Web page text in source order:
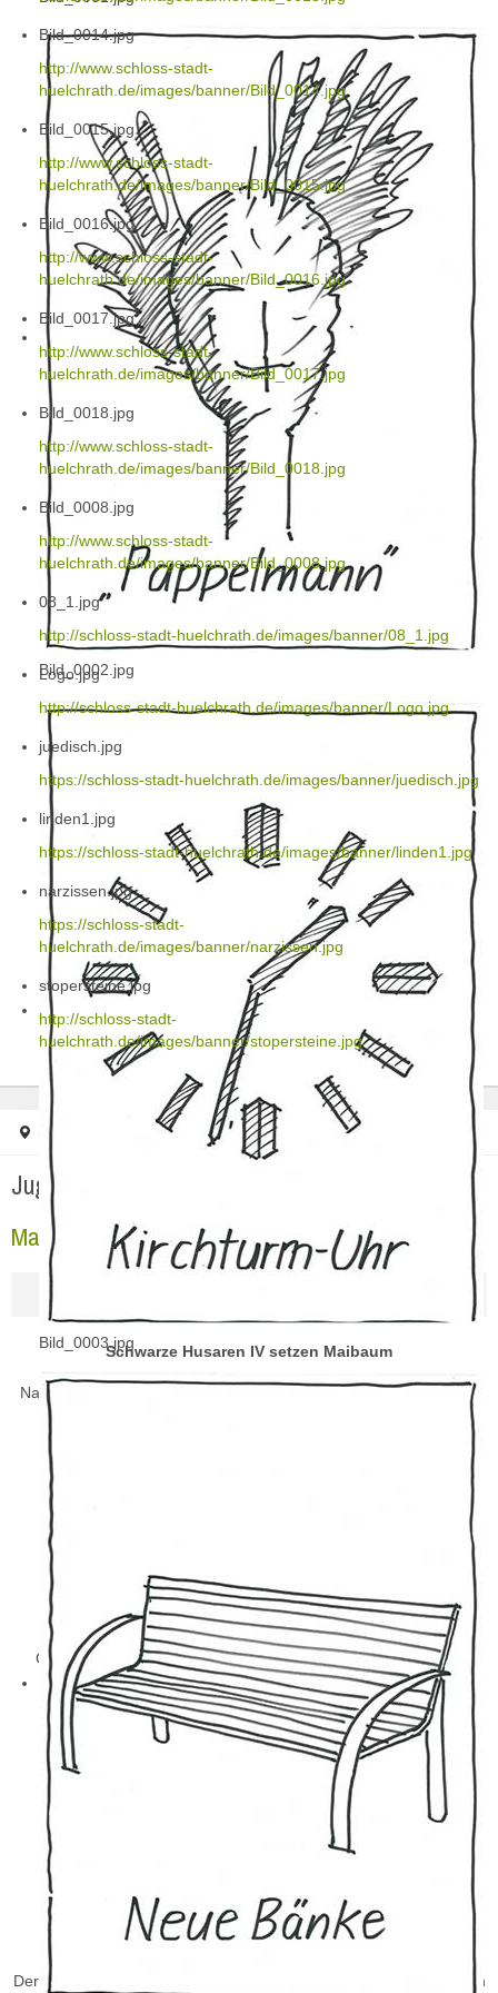
Bild_0002.jpg
Bild_0003.jpg
Bild_0014.jpg
http://www.schloss-stadt-
huelchrath.de/images/banner/Bild_0014.jpg
Bild_0015.jpg
http://www.schloss-stadt-
huelchrath.de/images/banner/Bild_0015.jpg
Bild_0016.jpg
http://www.schloss-stadt-
huelchrath.de/images/banner/Bild_0016.jpg
Bild_0017.jpg
http://www.schloss-stadt-
huelchrath.de/images/banner/Bild_0017.jpg
Bild_0018.jpg
http://www.schloss-stadt-
huelchrath.de/images/banner/Bild_0018.jpg
Bild_0008.jpg
http://www.schloss-stadt-
huelchrath.de/images/banner/Bild_0008.jpg
08_1.jpg
http://schloss-stadt-huelchrath.de/images/banner/08_1.jpg
Logo.jpg
http://schloss-stadt-huelchrath.de/images/banner/Logo.jpg
juedisch.jpg
https://schloss-stadt-huelchrath.de/images/banner/juedisch.jpg
linden1.jpg
https://schloss-stadt-huelchrath.de/images/banner/linden1.jpg
narzissen.jpg
https://schloss-stadt-
huelchrath.de/images/banner/narzissen.jpg
stopersteine.jpg
http://schloss-stadt-
huelchrath.de/images/banner/stopersteine.jpg
Startseite Jugendarbeit Maibaum 2010
Jugendarbeit
Maibaum 2010
Schwarze Husaren IV setzen Maibaum
Nach intensiver Vorbereitung war es dann am Abend des 30.April
Ganz professionell mit Maschineneinsatz war der 20m Baum
schnell gesetzt.
Der jugendliche Schützenzug, die "Schwarzen Husaren IV" setzten